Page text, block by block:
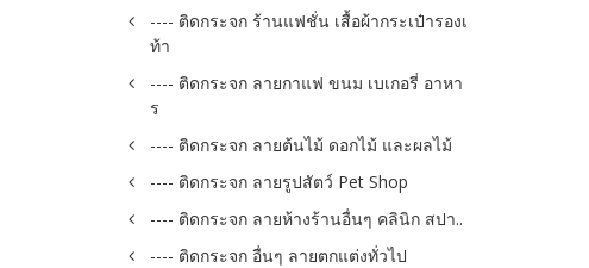
---- ติดกระจก ร้านแฟชั่น เสื้อผ้ากระเป๋ารองเ
ท้า
---- ติดกระจก ลายกาแฟ ขนม เบเกอรี่ อาหา
ร
---- ติดกระจก ลายต้นไม้ ดอกไม้ และผลไม้
---- ติดกระจก ลายรูปสัตว์ Pet Shop
---- ติดกระจก ลายห้างร้านอื่นๆ คลินิก สปา..
---- ติดกระจก อื่นๆ ลายตกแต่งทั่วไป